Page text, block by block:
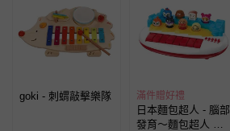
goki - 刺蝟敲擊樂隊 滿件贈好禮
日本麵包超人 - 腦部
發育～麵包超人 音